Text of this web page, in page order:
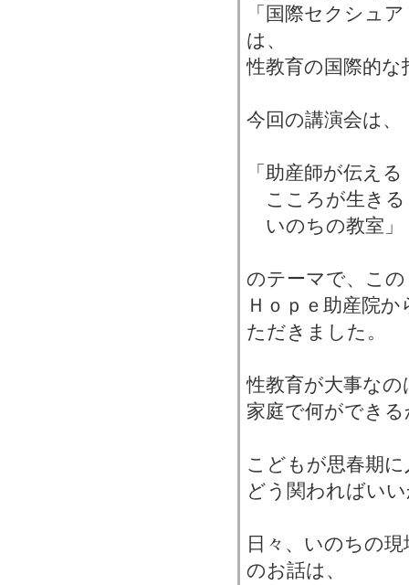
「国際セクシュ
は、
性教育の国際的
今回の講演会は、
「助産師が伝える
こころが生きる
いのちの教室」
のテーマで、こ
Ｈｏｐｅ助産院
ただきました。
性教育が大事な
家庭で何ができ
こどもが思春期
どう関わればい
日々、いのちの
のお話は、